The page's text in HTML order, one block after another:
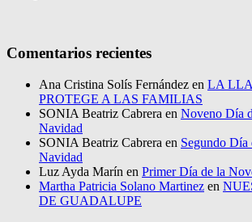
Comentarios recientes
Ana Cristina Solís Fernández en LA
PROTEGE A LAS FAMILIAS
SONIA Beatriz Cabrera en Noveno Día
Navidad
SONIA Beatriz Cabrera en Segundo Día
Navidad
Luz Ayda Marín en Primer Día de la
Martha Patricia Solano Martinez en
DE GUADALUPE